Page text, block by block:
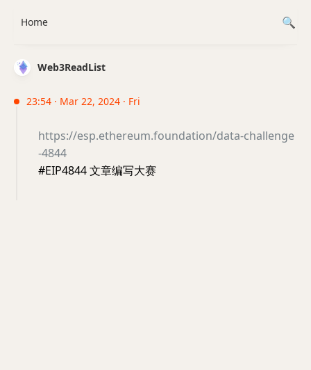
Web3ReadList
23:54 · Mar 22, 2024 · Fri
https://esp.ethereum.foundation/data-challenge
-4844
#EIP4844 文章编写大赛
Home